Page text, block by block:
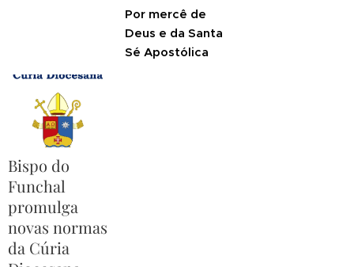
Por mercê de
Deus e da Santa
Sé Apostólica
Bispo do
Funchal
promulga
novas normas
da Cúria